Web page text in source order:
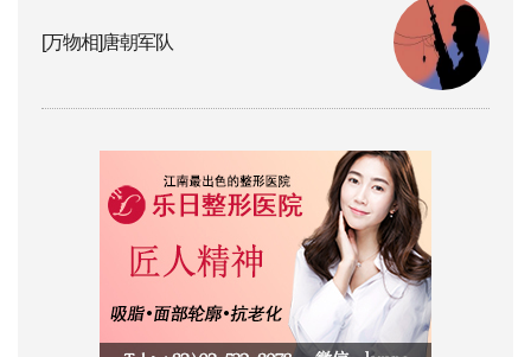
[万物相]唐朝军队